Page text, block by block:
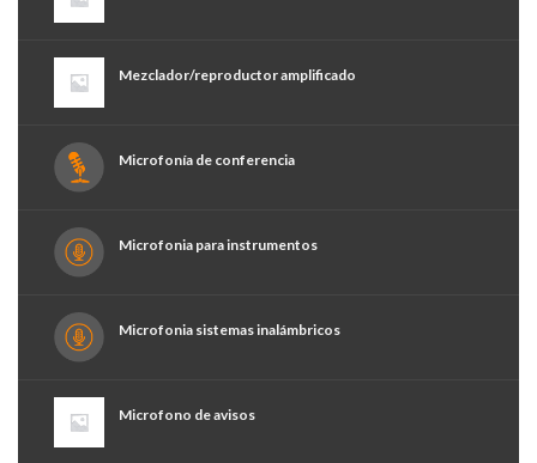
Mezclador/reproductor amplificado
Microfonía de conferencia
Microfonia para instrumentos
Microfonia sistemas inalámbricos
Microfono de avisos